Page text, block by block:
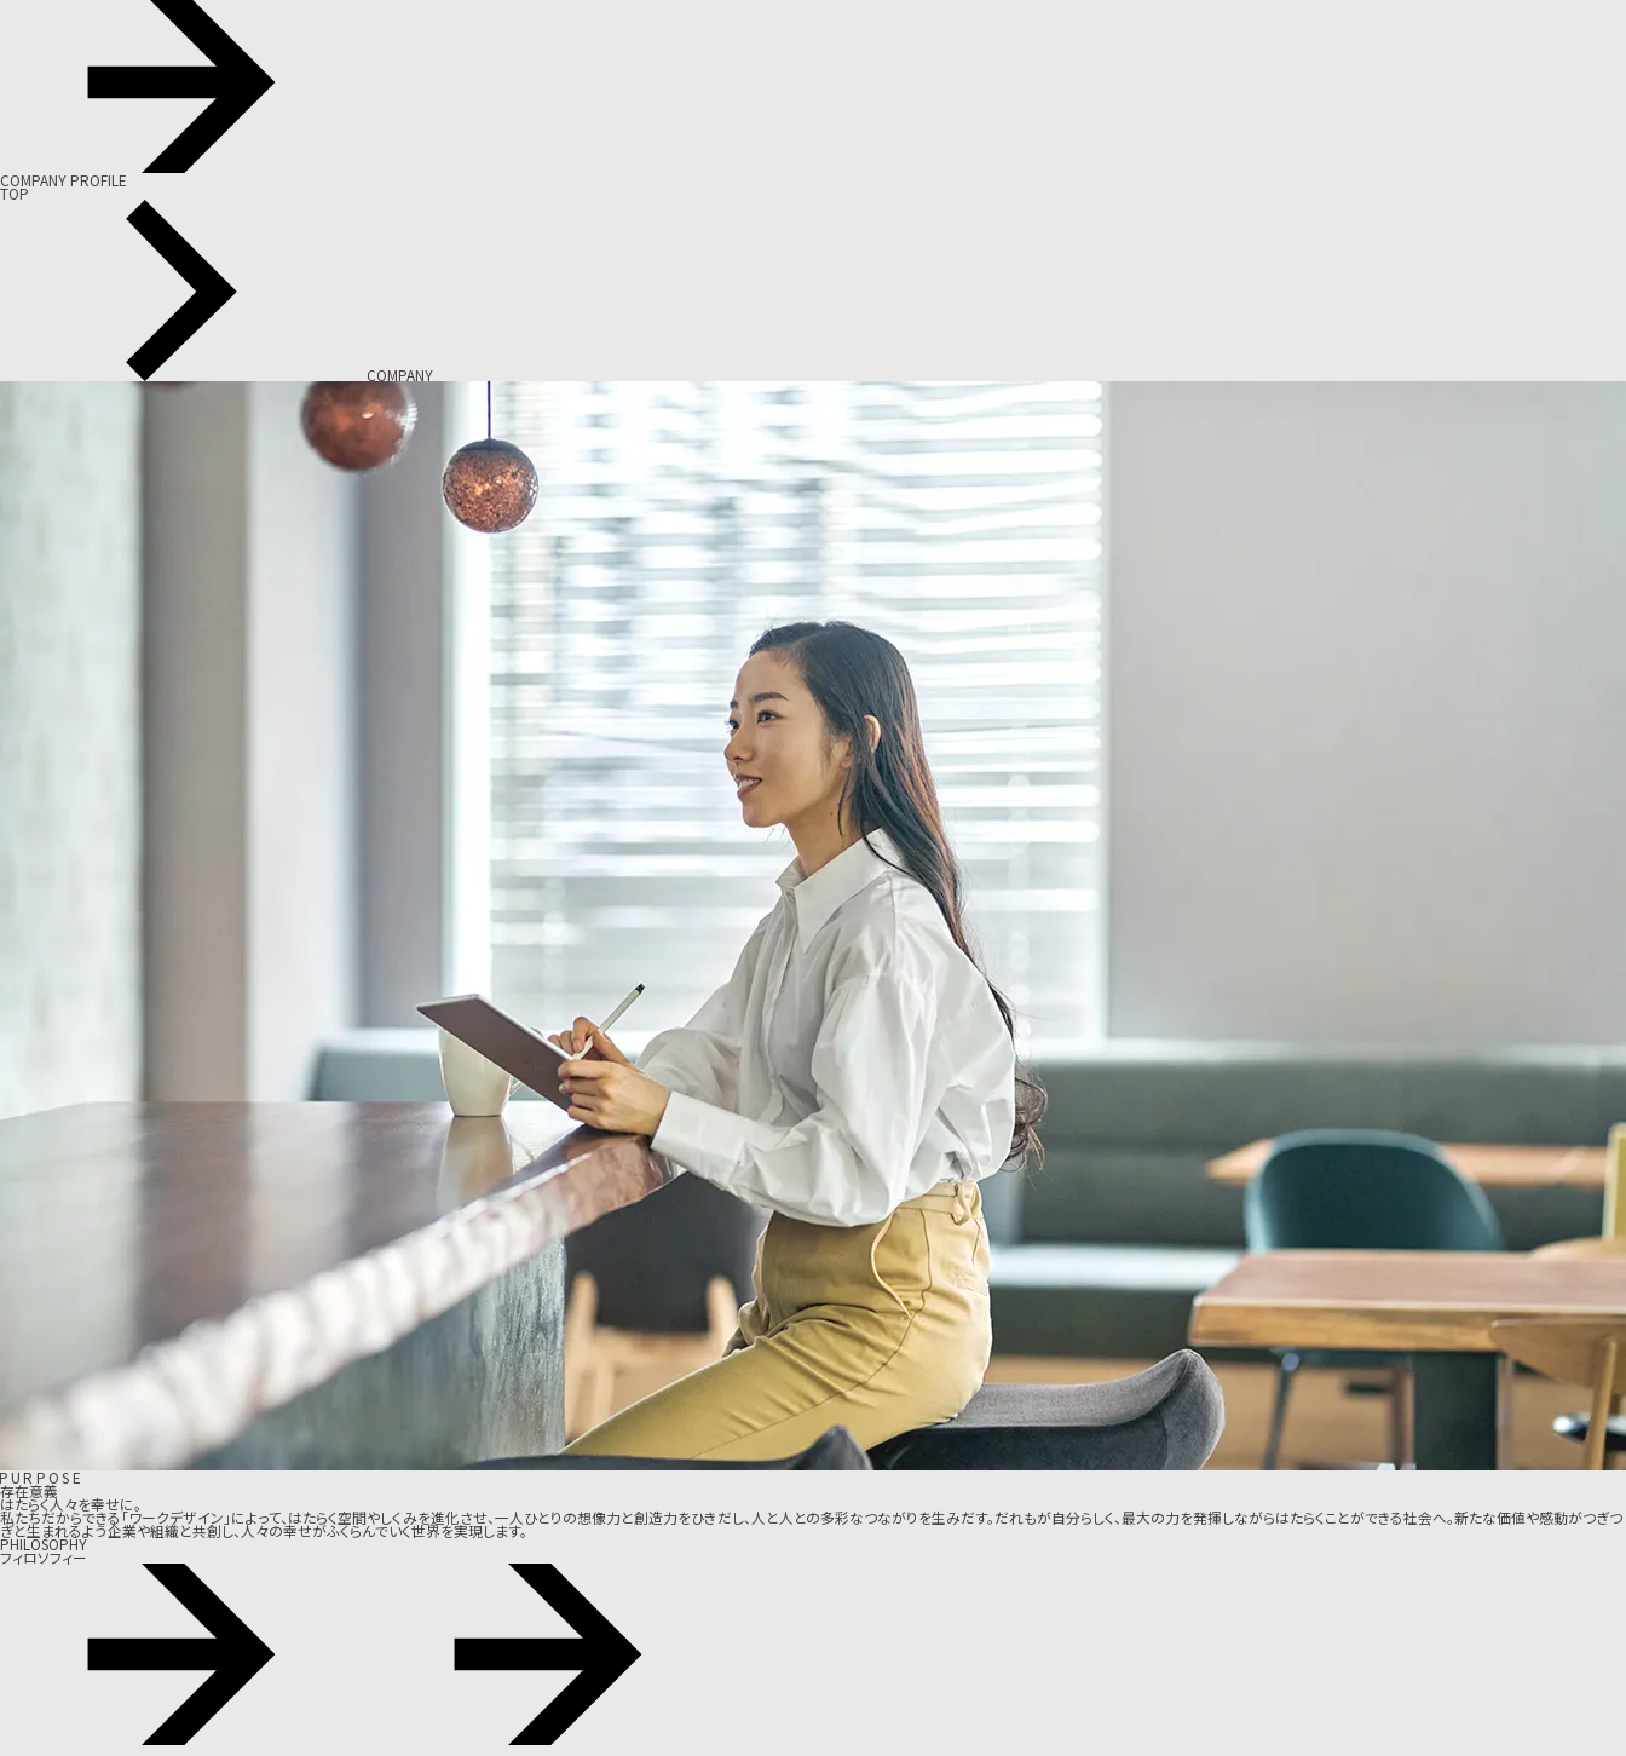
COMPANY PROFILE
TOP
COMPANY
PUR P OSE
存在意義
はたらく人々を幸せに。
私たちだからできる「ワークデザイン」によって、はたらく空間やしくみを進化させ、一人ひとりの想像力と創造力をひきだし、人と人との多彩なつながりを生みだす。だれもが自分らしく、最大の力を発揮しながらはたらくことができる社会へ。新たな価値や感動がつぎつ
ぎと生まれるよう企業や組織と共創し、人々の幸せがふくらんでいく世界を実現します。
PHILOSOPHY
フィロソフィー